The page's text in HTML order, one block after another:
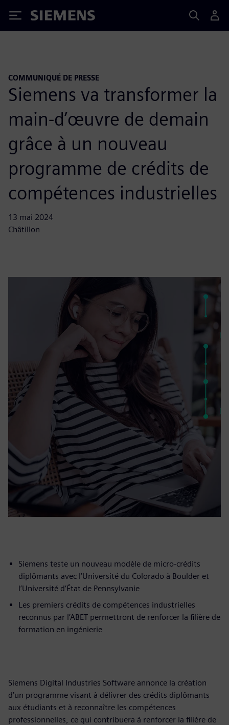
Siemens
COMMUNIQUÉ DE PRESSE
Siemens va transformer la
main-d’œuvre de demain
grâce à un nouveau
programme de crédits de
compétences industrielles
13 mai 2024
Châtillon
Siemens teste un nouveau modèle de micro-crédits
diplômants avec l’Université du Colorado à Boulder et
l’Université d’État de Pennsylvanie
Les premiers crédits de compétences industrielles
reconnus par l’ABET permettront de renforcer la filière de
formation en ingénierie
Siemens Digital Industries Software annonce la création
d’un programme visant à délivrer des crédits diplômants
aux étudiants et à reconnaître les compétences
professionnelles, ce qui contribuera à renforcer la filière de